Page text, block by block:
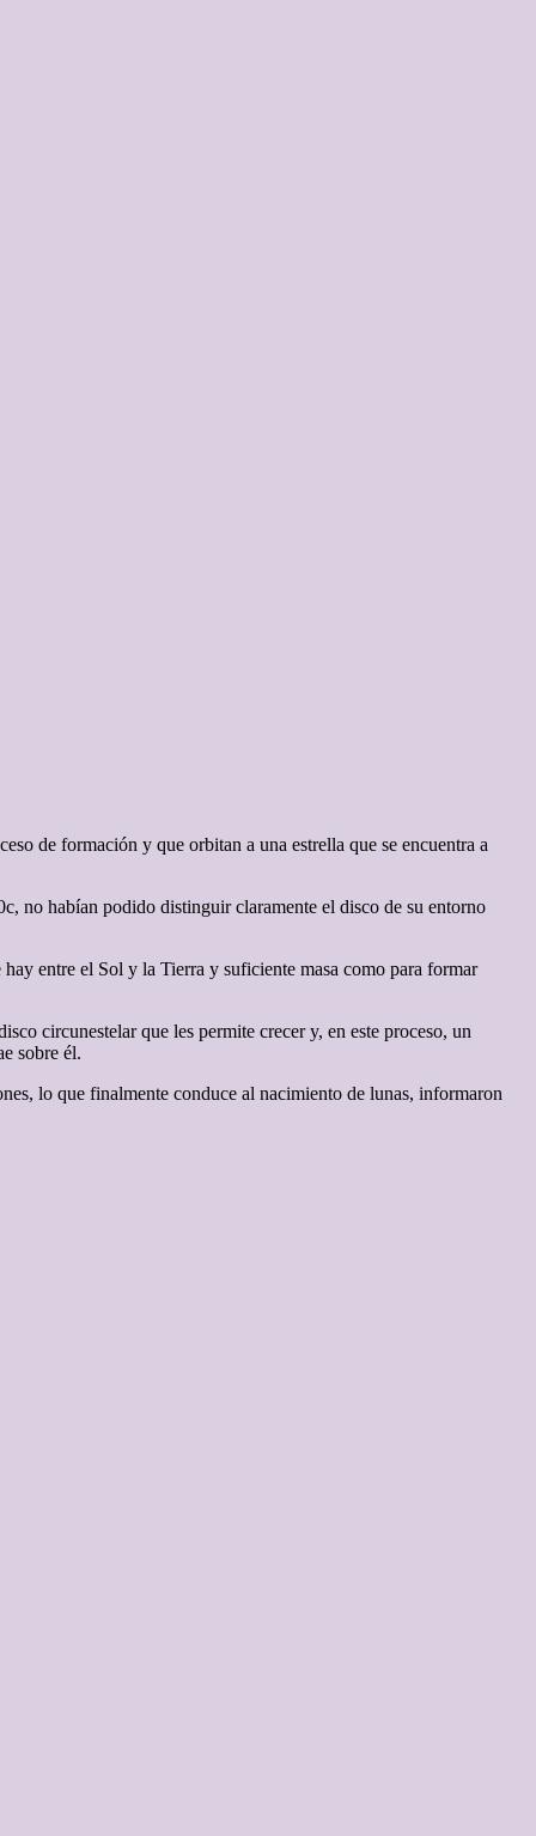
de formación y que orbitan a una estrella que se encuentra a
no habían podido distinguir claramente el disco de su entorno
entre el Sol y la Tierra y suficiente masa como para formar
circunestelar que les permite crecer y, en este proceso, un
sobre él.
lo que finalmente conduce al nacimiento de lunas, informaron